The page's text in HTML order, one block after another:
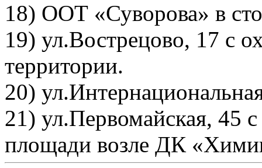
18) ООТ «Суворова» в
19) ул.Вострецово, 17 с
территории.
20)
21) ул.Первомайская,
площади возле ДК